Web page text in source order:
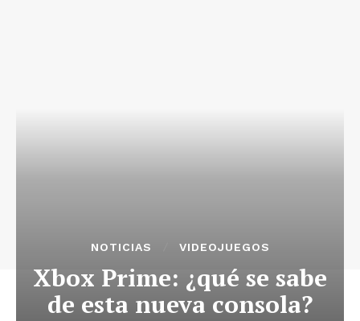
NOTICIAS VIDEOJUEGOS
Xbox Prime: ¿qué se sabe
de esta nueva consola?